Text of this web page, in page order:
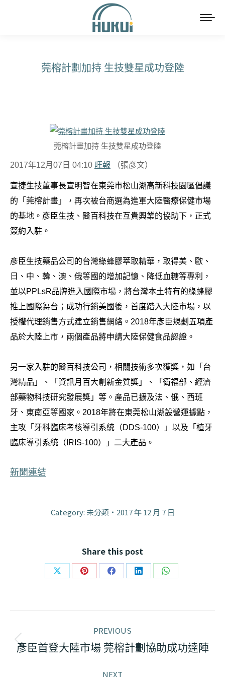
莞榕計劃加持 生技雙星成功登陸
莞榕計畫加持 生技雙星成功登陸
2017年12月07日 04:10 旺報 （張彥文）
宣捷生技董事長宣明智在東莞市松山湖高新科技園區倡議
的「莞榕計畫」，再次被台商選為進軍大陸醫療保健市場
的基地。彥臣生技、醫百科技在互貴興業的協助下，正式
簽約入駐。
彥臣生技藥品公司的台灣綠蜂膠萃取精華，取得美、歐、
日、中、韓、澳、俄等國的增加記憶、降低血糖等專利，
並以PPLsR品牌進入國際市場，將台灣本土特有的綠蜂膠
推上國際舞台；成功行銷美國後，首度踏入大陸市場，以
授權代理銷售方式建立銷售網絡。2018年彥臣規劃五項產
品於大陸上市，兩個產品將申請大陸保健食品認證。
另一家入駐的醫百科技公司，相關技術多次獲獎，如「台
灣精品」、「資訊月百大創新金質獎」、「衛福部、經濟
部藥物科技研究發展獎」等。產品已擴及法、俄、西班
牙、東南亞等國家。2018年將在東莞松山湖設營運據點，
主攻「牙科臨床考核導引系統（DDS-100）」以及「植牙
臨床導引系統（IRIS-100）」二大產品。
新聞連結
Category: 未分類 2017 年 12 月 7 日
Share this post
Share
X
Share
Pinterest
Share
Facebook
Share
LinkedIn
Share
WhatsApp
navigation
PREVIOUS
Previous
彥臣首登大陸市場 莞榕計劃協助成功達陣
NEXT